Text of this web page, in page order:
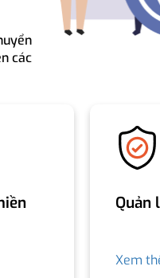
các
Quản
Xem